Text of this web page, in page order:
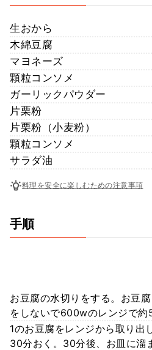
生おから
木綿豆腐
マヨネーズ
顆粒コンソメ
ガーリックパウダー
片栗粉
片栗粉（小麦粉）
顆粒コンソメ
サラダ油
料理を安全に楽しむための注意事項
手順
お豆腐の水切りをする。お豆
をしないで600wのレンジで約
1のお豆腐をレンジから取り出
30分おく。30分後、お皿に溜